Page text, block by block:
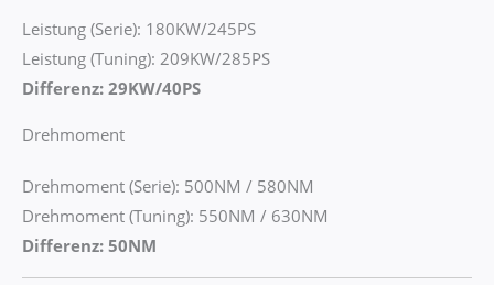
Leistung (Serie): 180KW/245PS
Leistung (Tuning): 209KW/285PS
Differenz: 29KW/40PS
Drehmoment
Drehmoment (Serie): 500NM / 580NM
Drehmoment (Tuning): 550NM / 630NM
Differenz: 50NM